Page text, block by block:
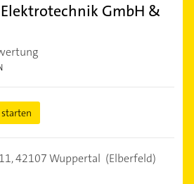
GmbH &
42107 Wuppertal (Elberfeld)